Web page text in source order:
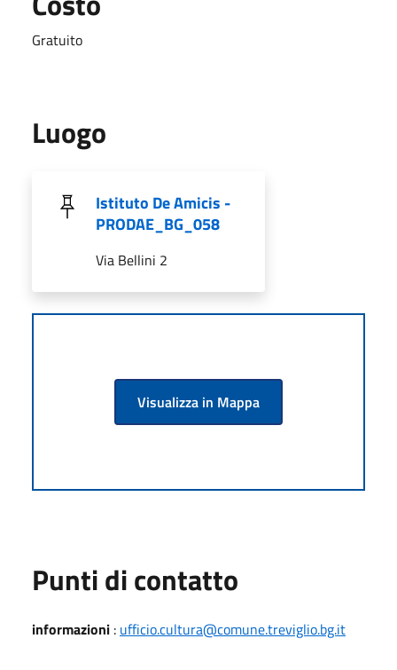
Gratuito
Luogo
Istituto De Amicis -
PRODAE_BG_058
Via Bellini 2
Visualizza in Mappa
Punti di contatto
informazioni : ufficio.cultura@comune.treviglio.bg.it